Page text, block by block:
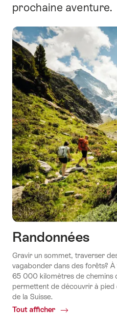
prochaine aventure.
Randonnées
Gravir un sommet, traverser
vagabonder dans des forêts?
65 000 kilomètres de chemins
permettent de découvrir à pied
de la Suisse.
Tout afficher
Common.Of